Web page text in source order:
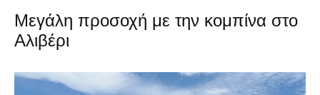
Μεγάλη προσοχή με την κομπίνα στο
Αλιβέρι